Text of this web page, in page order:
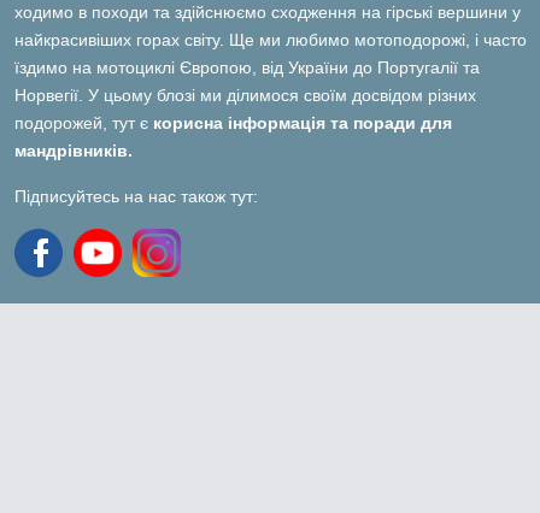
ходимо в походи та здійснюємо сходження на гірські вершини у
найкрасивіших горах світу. Ще ми любимо мотоподорожі, і часто
їздимо на мотоциклі Європою, від України до Португалії та
Норвегії. У цьому блозі ми ділимося своїм досвідом різних
подорожей, тут є корисна інформація та поради для
мандрівників.
Підписуйтесь на нас також тут: